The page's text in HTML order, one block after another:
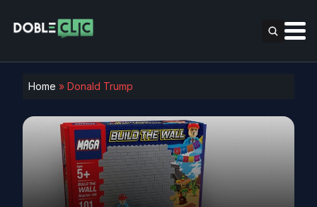
Home » Donald Trump